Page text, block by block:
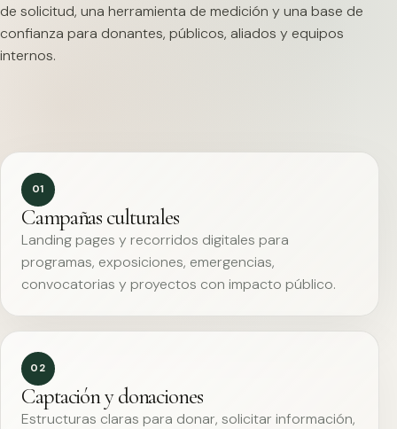
de solicitud, una herramienta de medición y una base de
confianza para donantes, públicos, aliados y equipos
internos.
01
Campañas culturales
Landing pages y recorridos digitales para
programas, exposiciones, emergencias,
convocatorias y proyectos con impacto público.
02
Captación y donaciones
Estructuras claras para donar, solicitar información,